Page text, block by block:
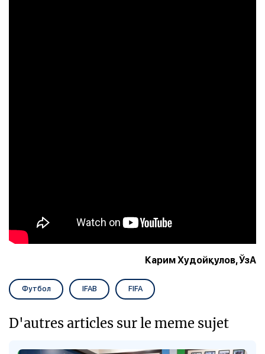
Карим Худойқулов, ЎзА
Футбол IFAB FIFA
D'autres articles sur le meme sujet